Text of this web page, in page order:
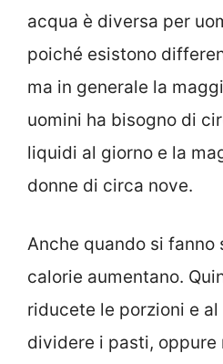
acqua è diversa per
poiché esistono
ma in generale la
uomini ha bisogno di
liquidi al giorno e la
donne di circa nove.
Anche quando si fanno
calorie aumentano.
riducete le porzioni e
dividere i pasti, oppure